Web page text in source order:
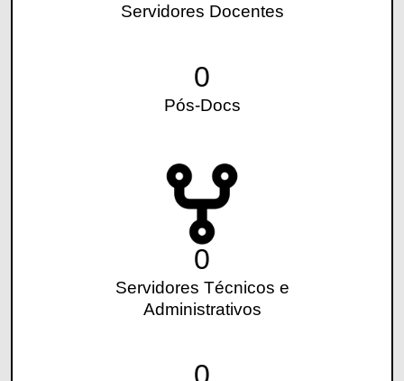
Servidores Docentes
0
Pós-Docs
0
Servidores Técnicos e
Administrativos
0